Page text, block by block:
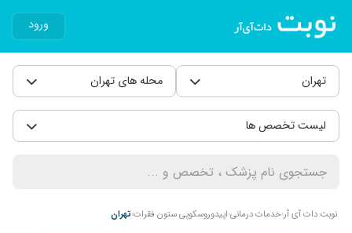
ورود
تهران محله های تهران
لیست تخصص ها
نوبت دات آی آر خدمات درمانی اپیدوروسکوپی ستون فقرات تهران